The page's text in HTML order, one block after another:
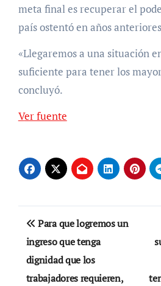
meta final es recuperar el
país ostentó en años
«Llegaremos a una situación
suficiente para tener los
concluyó.
Ver fuente
Navegación
de
entradas
Para que logremos un
ingreso que tenga
dignidad que los
trabajadores requieren,